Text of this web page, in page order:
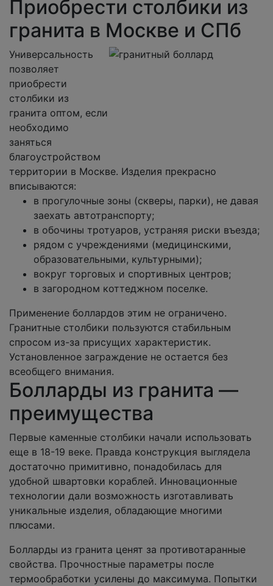
Приобрести столбики из
гранита в Москве и СПб
Универсальность
позволяет
приобрести
столбики из
гранита оптом, если
необходимо
заняться
благоустройством
территории в Москве. Изделия прекрасно
вписываются:
в прогулочные зоны (скверы, парки), не давая
заехать автотранспорту;
в обочины тротуаров, устраняя риски въезда;
рядом с учреждениями (медицинскими,
образовательными, культурными);
вокруг торговых и спортивных центров;
в загородном коттеджном поселке.
Применение боллардов этим не ограничено.
Гранитные столбики пользуются стабильным
спросом из-за присущих характеристик.
Установленное заграждение не остается без
всеобщего внимания.
Болларды из гранита —
преимущества
Первые каменные столбики начали использовать
еще в 18-19 веке. Правда конструкция выглядела
достаточно примитивно, понадобилась для
удобной швартовки кораблей. Инновационные
технологии дали возможность изготавливать
уникальные изделия, обладающие многими
плюсами.
Болларды из гранита ценят за противотаранные
свойства. Прочностные параметры после
термообработки усилены до максимума. Попытки